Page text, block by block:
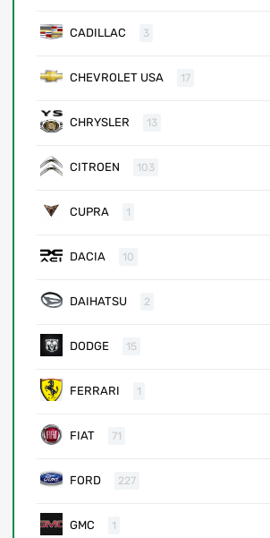
CADILLAC 3
CHEVROLET USA 17
CHRYSLER 13
CITROEN 103
CUPRA 1
DACIA 10
DAIHATSU 2
DODGE 15
FERRARI 1
FIAT 71
FORD 227
GMC 1